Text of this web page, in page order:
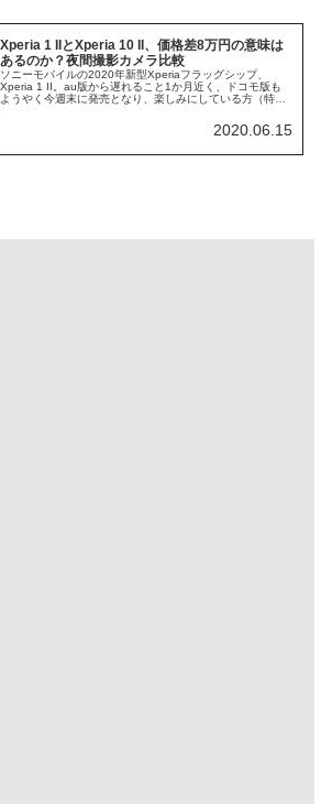
Xperia 1 IIとXperia 10 II、価格差8万円の意味は
あるのか？夜間撮影カメラ比較
ソニーモバイルの2020年新型Xperiaフラッグシップ、
Xperia 1 II。au版から遅れること1か月近く、ドコモ版も
ようやく今週末に発売となり、楽しみにしている方（特に
2020.06.15